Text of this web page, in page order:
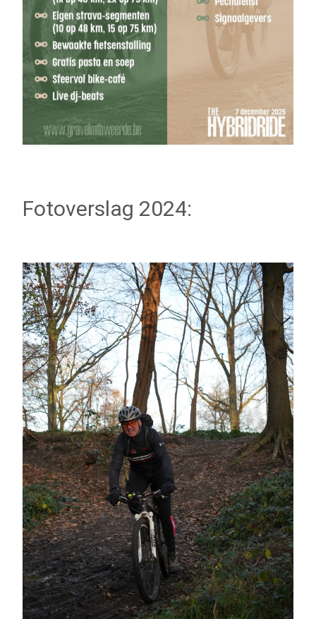
Fotoverslag 2024: